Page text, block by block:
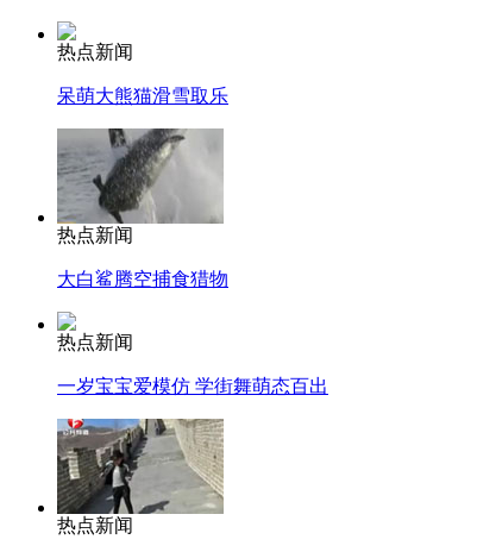
热点新闻
呆萌大熊猫滑雪取乐
热点新闻
大白鲨腾空捕食猎物
热点新闻
一岁宝宝爱模仿 学街舞萌态百出
热点新闻